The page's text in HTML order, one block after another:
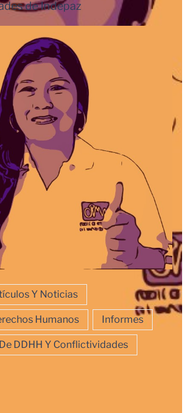
de Indepaz
Y Noticias
Humanos Informes
DDHH Y Conflictividades